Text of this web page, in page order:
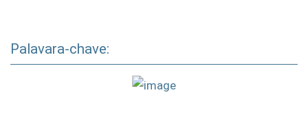
Palavara-chave: